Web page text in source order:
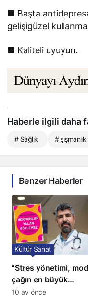
■ Başta
gelişigüzel
■ Kaliteli uyuyun.
Haberle ilgili daha
# Sağlık # şişmanlık
Benzer Haberler
“Stres yönetimi,
çağın en büyük
tedavisidir”
Kültür Sanat
10 ay önce